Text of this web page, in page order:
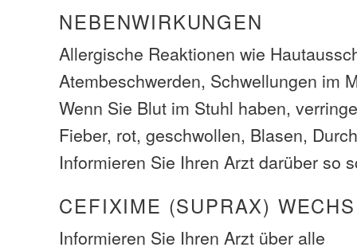
NEBENWIRKUNGEN
Allergische Reaktionen wie
Atembeschwerden, Schwellungen im
Wenn Sie Blut im Stuhl haben,
Fieber, rot, geschwollen, Blasen,
Informieren Sie Ihren Arzt darüber so
CEFIXIME (SUPRAX)
Informieren Sie Ihren Arzt über alle